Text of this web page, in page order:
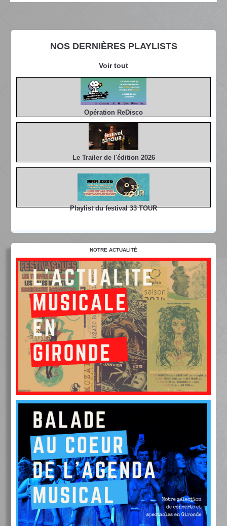
NOS DERNIÈRES PLAYLISTS
Voir tout
Opération ReDisco
Le Trailer de l'édition 2026
Playlist du festival 33 TOUR
NOTRE ACTUALITÉ